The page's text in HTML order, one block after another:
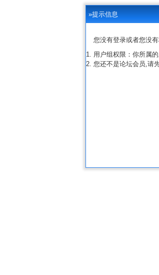
»提示信息
您没有登录或者您没
用户组权限：你所属
您还不是论坛会员,请